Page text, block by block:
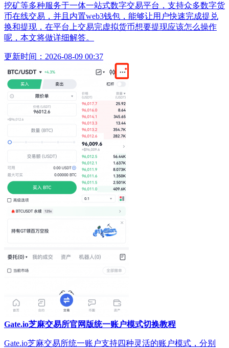
挖矿等多种服务于一体一站式数字交易平台，支持众多数字货
币在线交易，并且内置web3钱包，能够让用户快速完成提兑
换和提现，在平台上交易完虚拟货币想要提现应该怎么操作
呢，本文将做详细解答。
更新时间：2026-08-09 00:37
Gate.io芝麻交易所官网版统一账户模式切换教程
Gate.io芝麻交易所统一账户支持四种灵活的账户模式，分别